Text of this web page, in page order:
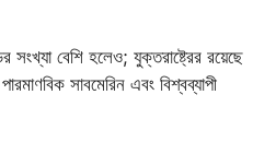
সংখ্যা বেশি হলেও; যুক্তরাষ্ট্রের রয়েছে
সাবমেরিন এবং বিশ্বব্যাপী